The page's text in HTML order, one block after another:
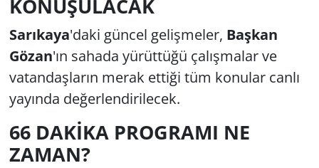
KONUŞULACAK
Sarıkaya'daki güncel gelişmeler, Başkan
Gözan'ın sahada yürüttüğü çalışmalar ve
vatandaşların merak ettiği tüm konular canlı
yayında değerlendirilecek.
66 DAKİKA PROGRAMI NE
ZAMAN?